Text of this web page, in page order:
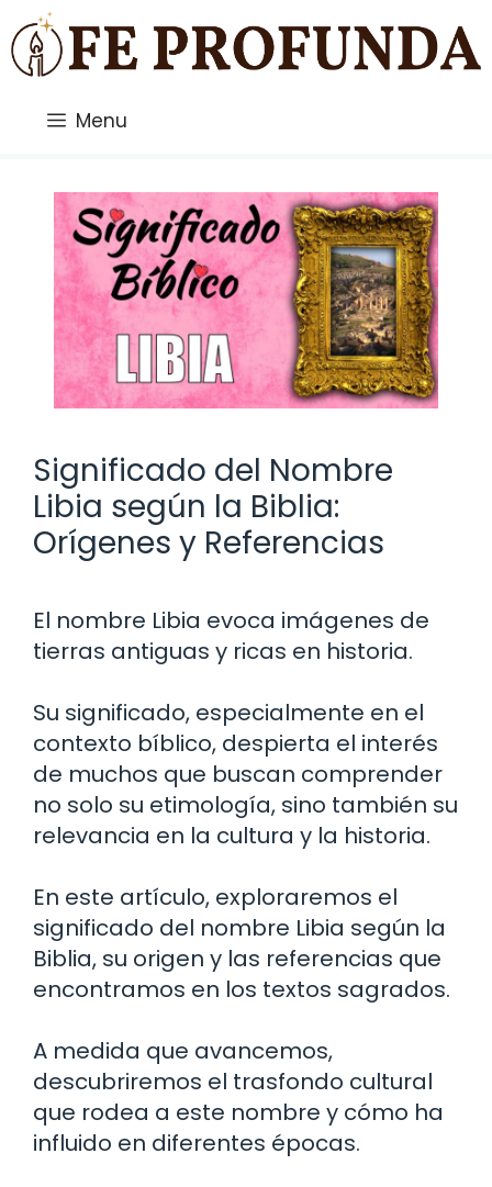
Saltar
al
contenido
Menu
Significado del Nombre
Libia según la Biblia:
Orígenes y Referencias
El nombre Libia evoca imágenes de
tierras antiguas y ricas en historia.
Su significado, especialmente en el
contexto bíblico, despierta el interés
de muchos que buscan comprender
no solo su etimología, sino también su
relevancia en la cultura y la historia.
En este artículo, exploraremos el
significado del nombre Libia según la
Biblia, su origen y las referencias que
encontramos en los textos sagrados.
A medida que avancemos,
descubriremos el trasfondo cultural
que rodea a este nombre y cómo ha
influido en diferentes épocas.